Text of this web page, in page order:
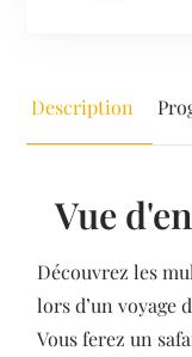
Description
Vue
Découvrez les
lors d’un voyage
Vous ferez un